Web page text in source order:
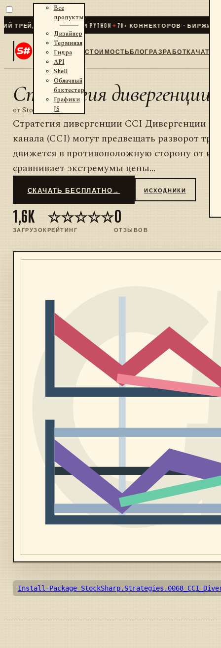
ДЛЯ .NET И PYTHON✦70+ КОННЕКТОРОВ · БИРЖИ ·
Все
продукты
Дизайнер
Терминал
Гидра
API
Shell
Облачный
бэктестер
Графики
JS
СТОИМОСТЬБЛОГРАЗРАБОТКАЧАТ
Стратегия дивергенции
отStockSharp
Стратегия дивергенции CCI Дивергенции
канала (CCI) могут предвещать разворот
движется в противоположную сторону от
сравнивает экстремумы цены...
СКАЧАТЬ БЕСПЛАТНО → ИСХОДНИКИ
1,6K
ЗАГРУЗОК
☆☆☆☆☆
РЕЙТИНГ
0
ОТЗЫВОВ
Install-Package